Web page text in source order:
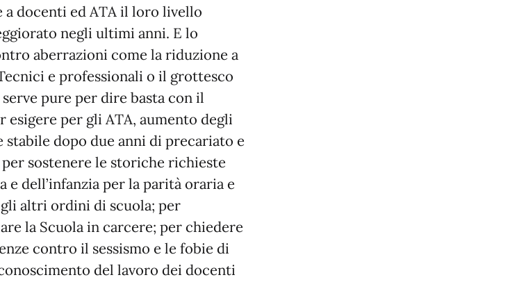
a docenti ed ATA il loro livello
negli ultimi anni. E lo
aberrazioni come la riduzione a
e professionali o il grottesco
pure per dire basta con il
esigere per gli ATA, aumento degli
stabile dopo due anni di precariato e
per sostenere le storiche richieste
e dell’infanzia per la parità oraria e
altri ordini di scuola; per
la Scuola in carcere; per chiedere
contro il sessismo e le fobie di
del lavoro dei docenti